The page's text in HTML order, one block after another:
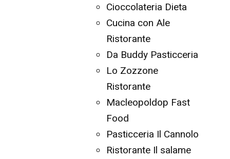
Cioccolateria Dieta
Cucina con Ale
Ristorante
Da Buddy Pasticceria
Lo Zozzone
Ristorante
Macleopoldop Fast
Food
Pasticceria Il Cannolo
Ristorante Il salame